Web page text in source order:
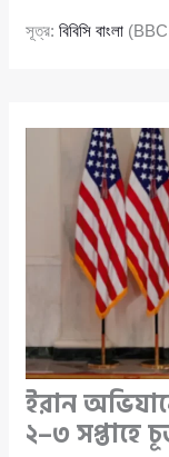
সূত্র:বিবিসি বাংলা
ইরান
২–৩ সপ্তাহে